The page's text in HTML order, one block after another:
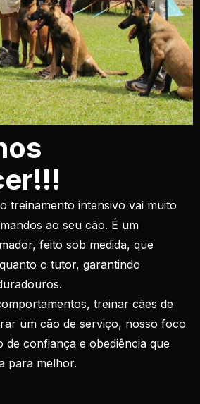
treinamento intensivo vai muito
ao seu cão. É um
feito sob medida, que
o tutor, garantindo
treinar cães de
um cão de serviço, nosso foco
de confiança e obediência que
para melhor.